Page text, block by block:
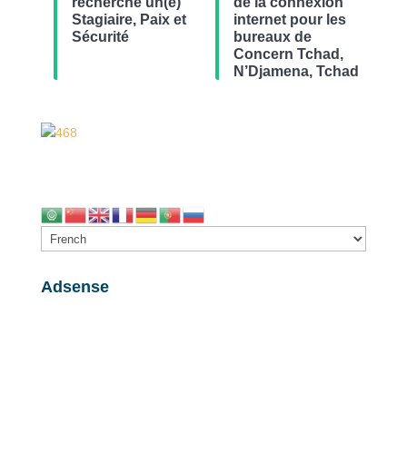
Stagiaire, Paix et
Sécurité
internet pour les
bureaux de
Concern Tchad,
N’Djamena, Tchad
Adsense